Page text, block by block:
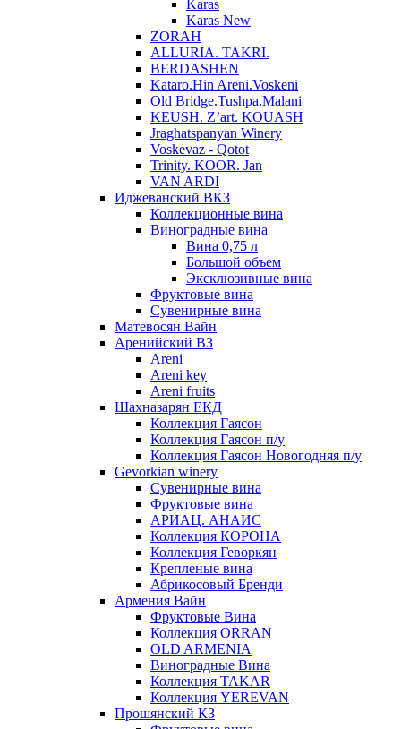
Karas
Karas New
ZORAH
ALLURIA. TAKRI.
BERDASHEN
Kataro.Hin Areni.Voskeni
Old Bridge.Tushpa.Malani
KEUSH. Z’art. KOUASH
Jraghatspanyan Winery
Voskevaz - Qotot
Trinity. KOOR. Jan
VAN ARDI
Иджеванский ВКЗ
Коллекционные вина
Виноградные вина
Вина 0,75 л
Большой объем
Эксклюзивные вина
Фруктовые вина
Cувенирные вина
Матевосян Вайн
Аренийский ВЗ
Areni
Areni key
Areni fruits
Шахназарян ЕКД
Коллекция Гаясон
Коллекция Гаясон п/у
Коллекция Гаясон Новогодняя п/у
Gevorkian winery
Сувенирные вина
Фруктовые вина
АРИАЦ. АНАИС
Коллекция КОРОНА
Коллекция Геворкян
Крепленые вина
Абрикосовый Бренди
Армения Вайн
Фруктовые Вина
Коллекция ORRAN
OLD ARMENIA
Виноградные Вина
Коллекция TAKAR
Коллекция YEREVAN
Прошянский КЗ